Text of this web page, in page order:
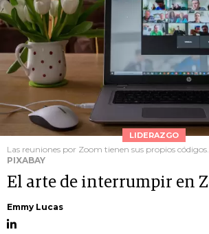
LIDERAZGO
Las reuniones por Zoom tienen sus propios códigos.
PIXABAY
El arte de interrumpir en
Emmy Lucas